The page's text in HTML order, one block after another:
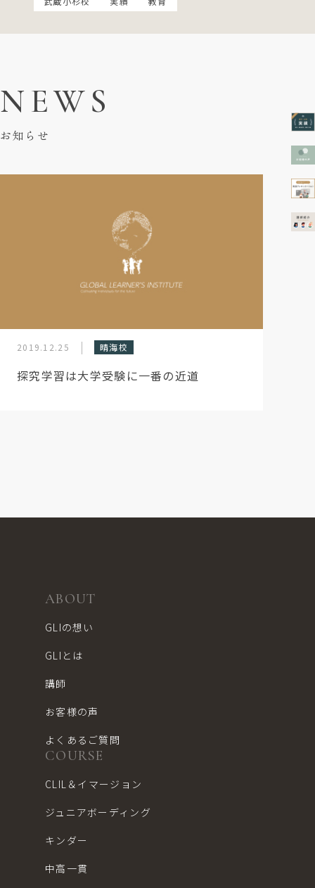
NEWS
お知らせ
2019.12.25 晴海校
探究学習は大学受験に一番の近道
ABOUT
GLIの想い
GLIとは
講師
お客様の声
よくあるご質問
COURSE
CLIL＆イマージョン
ジュニアボーディング
キンダー
中高一貫